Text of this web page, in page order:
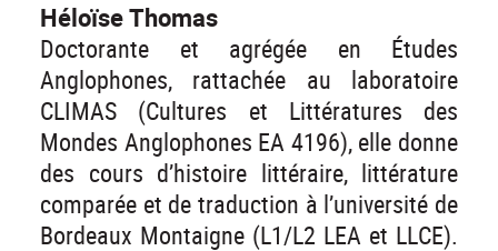
Héloïse Thomas
Doctorante et agrégée en Études
Anglophones, rattachée au laboratoire
CLIMAS (Cultures et Littératures des
Mondes Anglophones EA 4196), elle donne
des cours d’histoire littéraire, littérature
comparée et de traduction à l’université de
Bordeaux Montaigne (L1/L2 LEA et LLCE).